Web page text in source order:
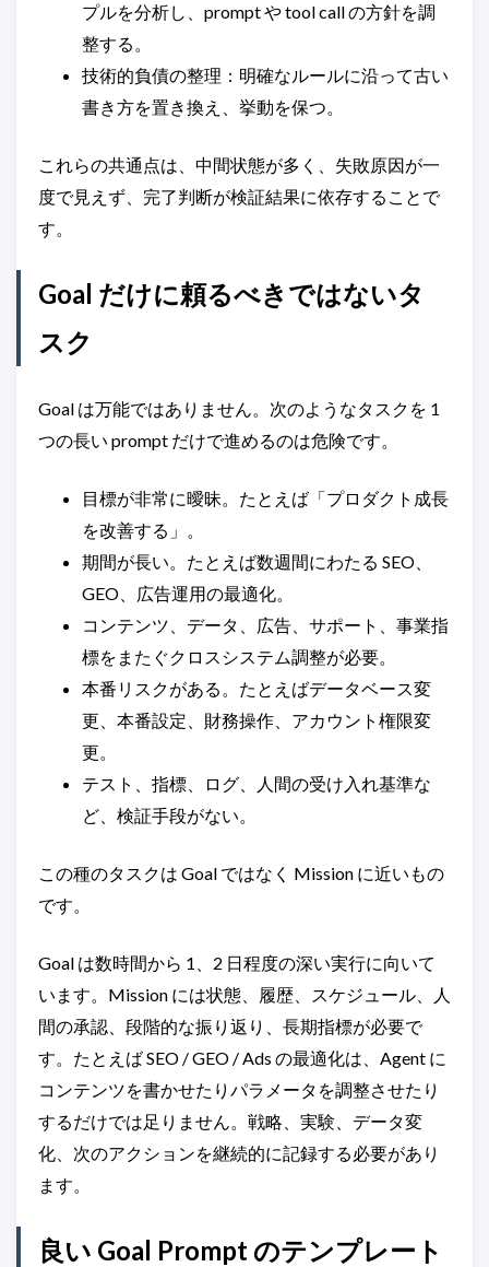
プルを分析し、prompt や tool call の方針を調
整する。
技術的負債の整理：明確なルールに沿って古い
書き方を置き換え、挙動を保つ。
これらの共通点は、中間状態が多く、失敗原因が一
度で見えず、完了判断が検証結果に依存することで
す。
Goal だけに頼るべきではないタ
スク
Goal は万能ではありません。次のようなタスクを 1
つの長い prompt だけで進めるのは危険です。
目標が非常に曖昧。たとえば「プロダクト成長
を改善する」。
期間が長い。たとえば数週間にわたる SEO、
GEO、広告運用の最適化。
コンテンツ、データ、広告、サポート、事業指
標をまたぐクロスシステム調整が必要。
本番リスクがある。たとえばデータベース変
更、本番設定、財務操作、アカウント権限変
更。
テスト、指標、ログ、人間の受け入れ基準な
ど、検証手段がない。
この種のタスクは Goal ではなく Mission に近いもの
です。
Goal は数時間から 1、2 日程度の深い実行に向いて
います。Mission には状態、履歴、スケジュール、人
間の承認、段階的な振り返り、長期指標が必要で
す。たとえば SEO / GEO / Ads の最適化は、Agent に
コンテンツを書かせたりパラメータを調整させたり
するだけでは足りません。戦略、実験、データ変
化、次のアクションを継続的に記録する必要があり
ます。
良い Goal Prompt のテンプレート